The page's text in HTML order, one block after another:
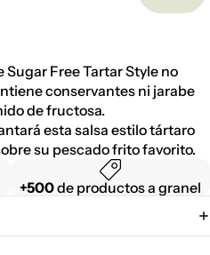
Sugar Free Tartar Style no
conservantes ni jarabe
de fructosa.
esta salsa estilo tártaro
su pescado frito favorito.
+500de productos a granel